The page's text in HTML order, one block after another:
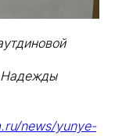
Надежды
news/yunye-